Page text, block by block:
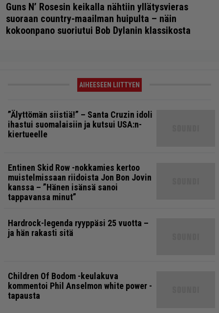
Guns N’ Rosesin keikalla nähtiin yllätysvieras
suoraan country-maailman huipulta – näin
kokoonpano suoriutui Bob Dylanin klassikosta
AIHEESEEN LIITTYEN
”Älyttömän siistiä!” – Santa Cruzin idoli
ihastui suomalaisiin ja kutsui USA:n-
kiertueelle
Entinen Skid Row -nokkamies kertoo
muistelmissaan riidoista Jon Bon Jovin
kanssa – ”Hänen isänsä sanoi
tappavansa minut”
Hardrock-legenda ryyppäsi 25 vuotta –
ja hän rakasti sitä
Children Of Bodom -keulakuva
kommentoi Phil Anselmon white power -
tapausta